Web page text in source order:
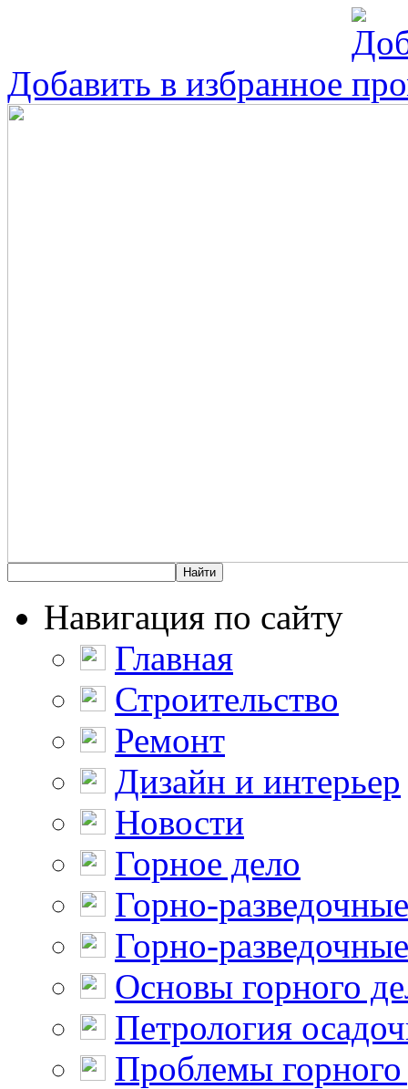
Добавить в избранное
Навигация по сайту
Главная
Строительство
Ремонт
Дизайн и интерьер
Новости
Горное дело
Горно-
Горно-
Основы горного
Петрология
Проблемы горного